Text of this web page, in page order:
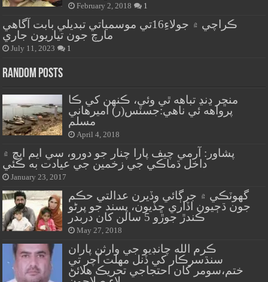
February 2, 2018 1
ڪراچي ۾ جولاءِ16تي موسمياتي تبديلي بابت آگاهي
مارچ جون تياريون جاري
July 11, 2023 1
Random Posts
منڇر ڍنڍ تباهه ٿي وئي، ڪنهن کي ڪا
پرواهه ئي ناهي:جسٽس(ر) اميرهاني
مسلم
April 4, 2018
پشاور: آرمي چيف پارا چنار جو دورو، سي ايم ايڇ ۾
داخل ڌماڪي جي زخمين جي عيادت به ڪئي
January 23, 2017
گهوٽڪي ۾ جرڳائي وڏيرن عدالتي حڪم
جون ڌڄيون اڏاري ڇڏيون، پسند جو پرڻو
ڪندڙ جوڙو 5 سالن کان دربدر
May 27, 2018
ڪرم الله چانڊيو جي وارثن پاران
سنڌسرڪار کي ڏنل مهلت آچر تي
ختم،سومر کان احتجاجي تحريڪ هلائڻ